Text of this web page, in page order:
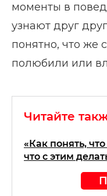
моменты в
узнают друг
понятно, что же
полюбили или
Читайте
«Как понять,
что с этим